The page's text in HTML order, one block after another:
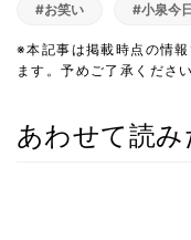
#お笑い #小泉今
※本記事は掲載時点の情
ます。予めご了承ください
あわせて読み